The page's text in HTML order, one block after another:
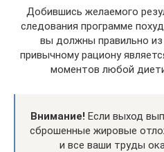
Добившись желаемого
следования программе
вы должны правильно
привычному рациону
моментов любой
Внимание! Если выход
сброшенные жировые
и все ваши труды